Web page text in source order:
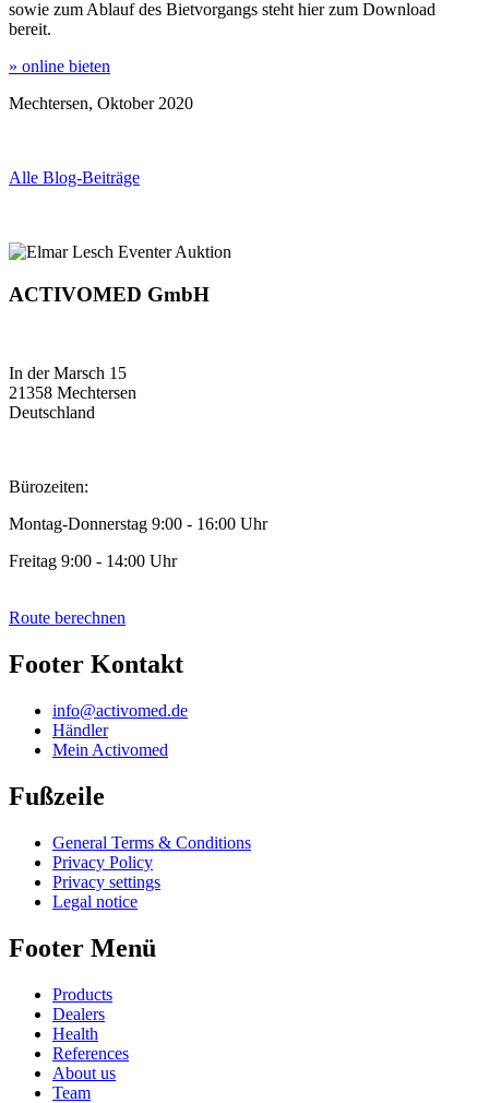
sowie zum Ablauf des Bietvorgangs steht hier zum Download
bereit.
» online bieten
Mechtersen, Oktober 2020
Alle Blog-Beiträge
ACTIVOMED GmbH
In der Marsch 15
21358 Mechtersen
Deutschland
Bürozeiten:
Montag-Donnerstag 9:00 - 16:00 Uhr
Freitag 9:00 - 14:00 Uhr
Route berechnen
Footer Kontakt
info@activomed.de
Händler
Mein Activomed
Fußzeile
General Terms & Conditions
Privacy Policy
Privacy settings
Legal notice
Footer Menü
Products
Dealers
Health
References
About us
Team